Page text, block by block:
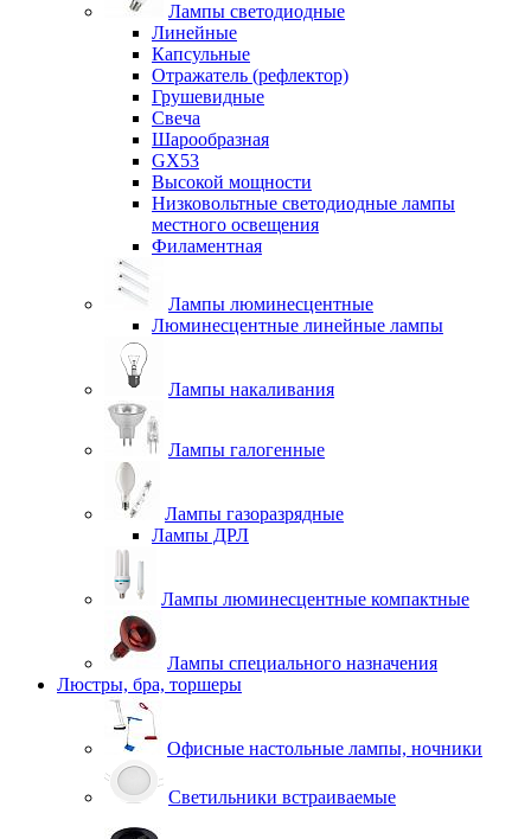
Лампы светодиодные
Линейные
Капсульные
Отражатель (рефлектор)
Грушевидные
Свеча
Шарообразная
GX53
Высокой мощности
Низковольтные светодиодные лампы
местного освещения
Филаментная
Лампы люминесцентные
Люминесцентные линейные лампы
Лампы накаливания
Лампы галогенные
Лампы газоразрядные
Лампы ДРЛ
Лампы люминесцентные компактные
Лампы специального назначения
Люстры, бра, торшеры
Офисные настольные лампы, ночники
Светильники встраиваемые